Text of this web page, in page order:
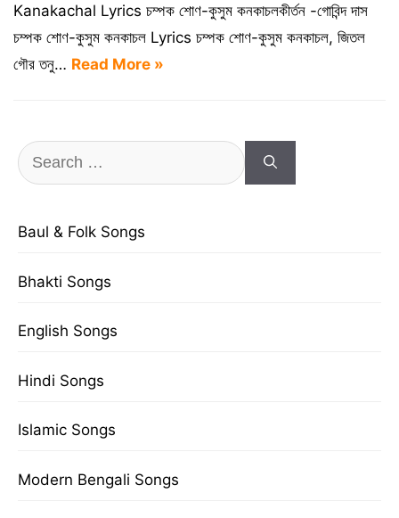
Kanakachal Lyrics চম্পক শোণ-কুসুম কনকাচলকীর্তন -গোবিন্দ দাস
চম্পক শোণ-কুসুম কনকাচল Lyrics চম্পক শোণ-কুসুম কনকাচল, জিতল
গৌর তনু… Read More »
Search
for:
Baul & Folk Songs
Bhakti Songs
English Songs
Hindi Songs
Islamic Songs
Modern Bengali Songs